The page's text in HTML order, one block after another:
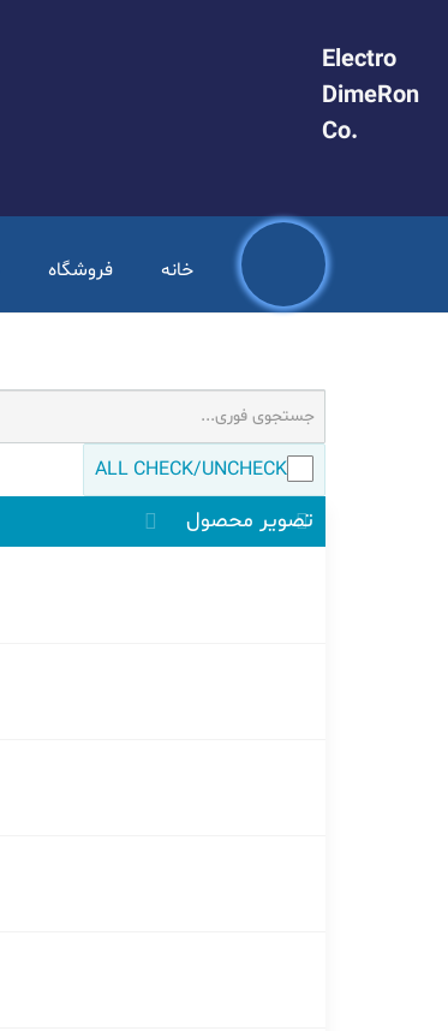
Electro
DimeRon
.Co
خانه فروشگاه
ALL CHECK/UNCHECK
تصویر محصول